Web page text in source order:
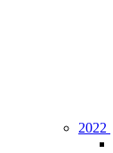
2022